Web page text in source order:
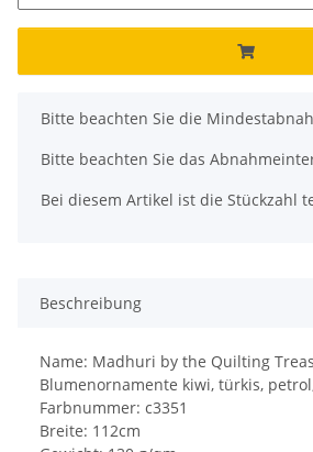
x
Bitte beachten Sie die
Bitte beachten Sie das
Bei diesem Artikel ist die Stückzahl
Beschreibung
Name: Madhuri by the Quilting
Blumenornamente kiwi, türkis,
Farbnummer: c3351
Breite: 112cm